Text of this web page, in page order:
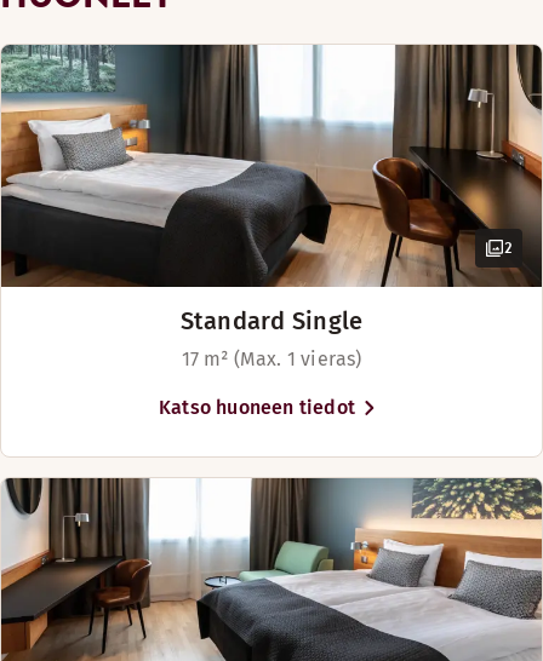
2
Standard Single
17 m² (Max. 1 vieras)
Katso huoneen tiedot
Golfkenttä (0-30 km)
Turvallista vuorokauden ympäri
Vartiointi läpi yön